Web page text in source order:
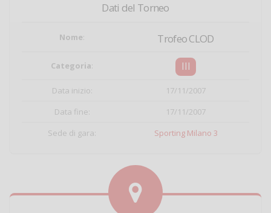
Dati del Torneo
Nome: Trofeo CLOD
Categoria: III
Data inizio:
17/11/2007
Data fine:
17/11/2007
Sede di gara:
Sporting Milano 3